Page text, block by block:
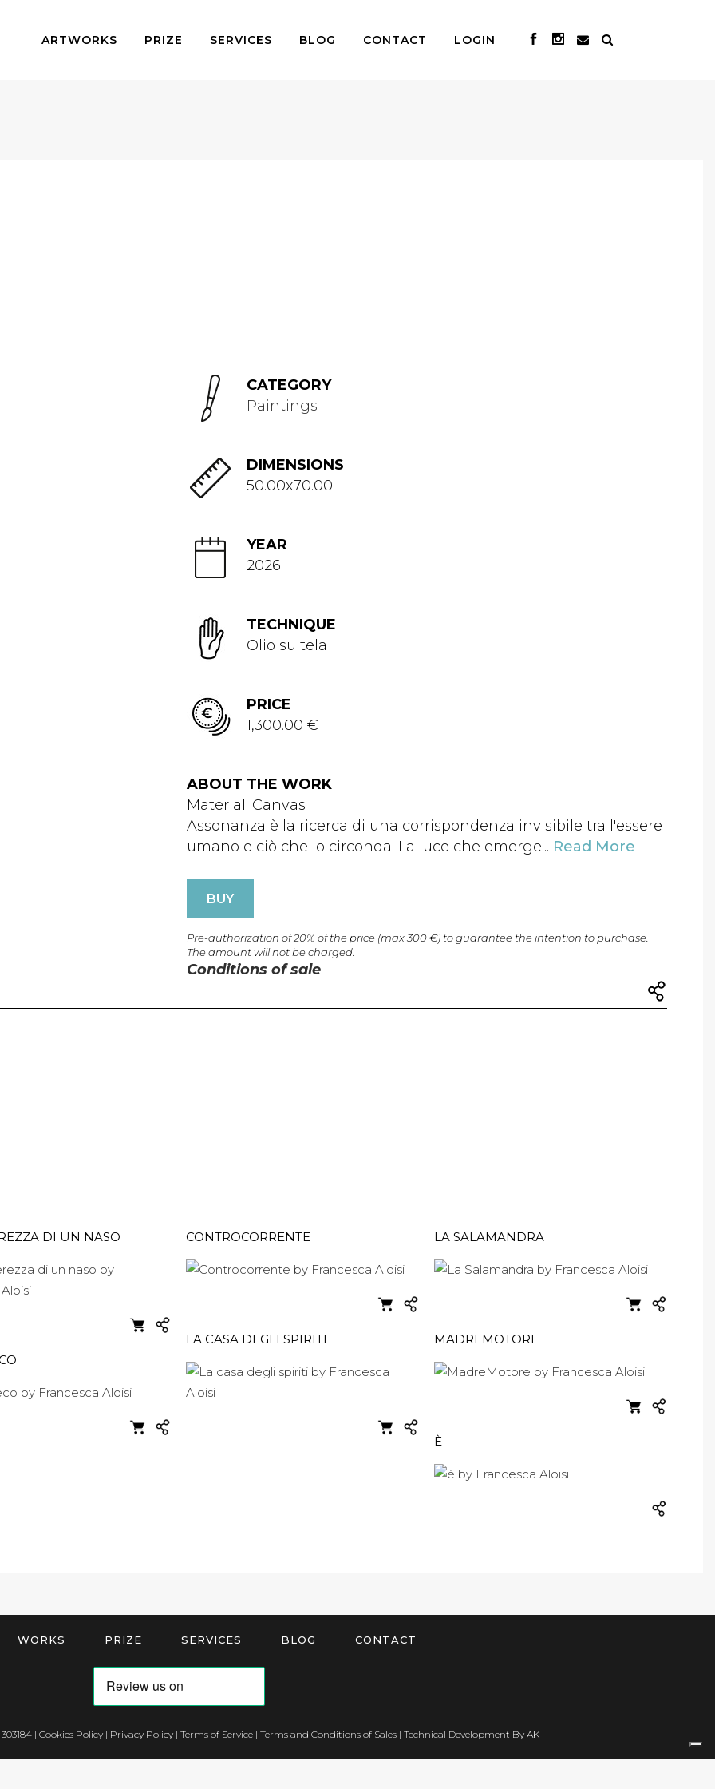
ARTWORKS PRIZE SERVICES BLOG CONTACT LOGIN
CATEGORY
Paintings
DIMENSIONS
50.00x70.00
YEAR
2026
TECHNIQUE
Olio su tela
PRICE
1,300.00 €
ABOUT THE WORK
Material: Canvas
Assonanza è la ricerca di una corrispondenza invisibile tra l'essere
umano e ciò che lo circonda. La luce che emerge... Read More
BUY
Pre-authorization of 20% of the price (max 300 €) to guarantee the intention to purchase.
The amount will not be charged.
Conditions of sale
DI UN NASO CONTROCORRENTE LA SALAMANDRA
LA CASA DEGLI SPIRITI
MADREMOTORE
È
WORKS PRIZE SERVICES BLOG CONTACT
| Cookies Policy| Privacy Policy| Terms of Service| Terms and Conditions of Sales| Technical Development By AK